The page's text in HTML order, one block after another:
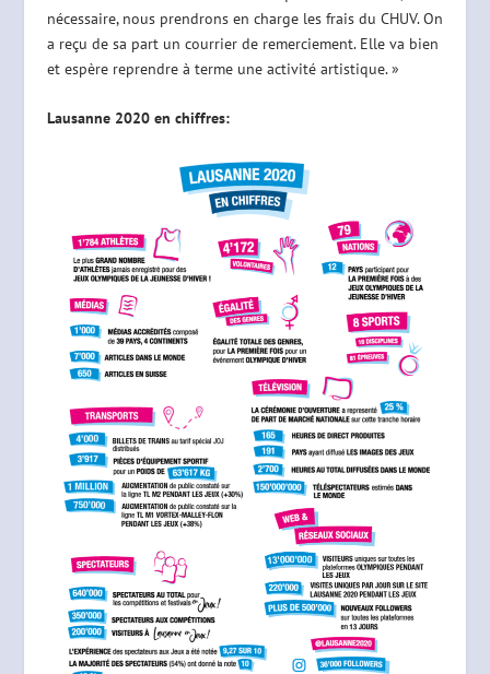
nécessaire, nous prendrons en charge les frais du CHUV. On
a reçu de sa part un courrier de remerciement. Elle va bien
et espère reprendre à terme une activité artistique. »
Lausanne 2020 en chiffres: